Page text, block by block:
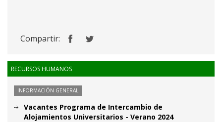
Compartir:
RECURSOS HUMANOS
INFORMACIÓN GENERAL
Vacantes Programa de Intercambio de
Alojamientos Universitarios - Verano 2024